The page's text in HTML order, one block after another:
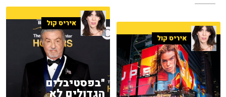
איריס קול
"בפסטיבלים
הגדולים לא
איריס קול